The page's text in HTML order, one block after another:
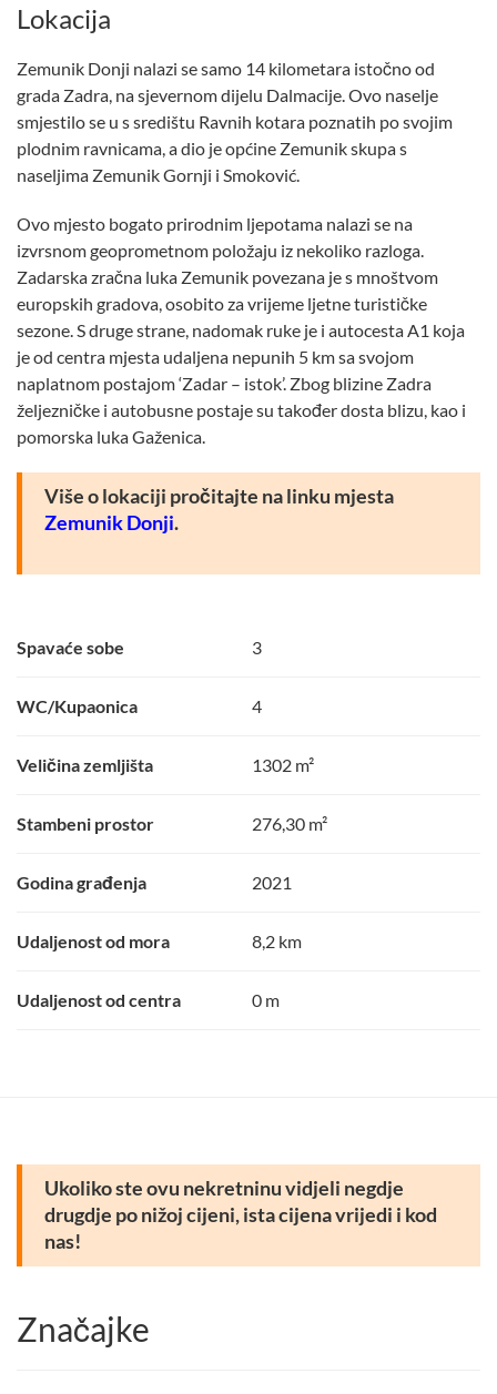
Lokacija
Zemunik Donji nalazi se samo 14 kilometara istočno od
grada Zadra, na sjevernom dijelu Dalmacije. Ovo naselje
smjestilo se u s središtu Ravnih kotara poznatih po svojim
plodnim ravnicama, a dio je općine Zemunik skupa s
naseljima Zemunik Gornji i Smoković.
Ovo mjesto bogato prirodnim ljepotama nalazi se na
izvrsnom geoprometnom položaju iz nekoliko razloga.
Zadarska zračna luka Zemunik povezana je s mnoštvom
europskih gradova, osobito za vrijeme ljetne turističke
sezone. S druge strane, nadomak ruke je i autocesta A1 koja
je od centra mjesta udaljena nepunih 5 km sa svojom
naplatnom postajom ‘Zadar – istok’. Zbog blizine Zadra
željezničke i autobusne postaje su također dosta blizu, kao i
pomorska luka Gaženica.
Više o lokaciji pročitajte na linku mjesta
Zemunik Donji.
Spavaće sobe 3
WC/Kupaonica 4
Veličina zemljišta 1302 m²
Stambeni prostor 276,30 m²
Godina građenja 2021
Udaljenost od mora 8,2 km
Udaljenost od centra 0 m
Ukoliko ste ovu nekretninu vidjeli negdje
drugdje po nižoj cijeni, ista cijena vrijedi i kod
nas!
Značajke